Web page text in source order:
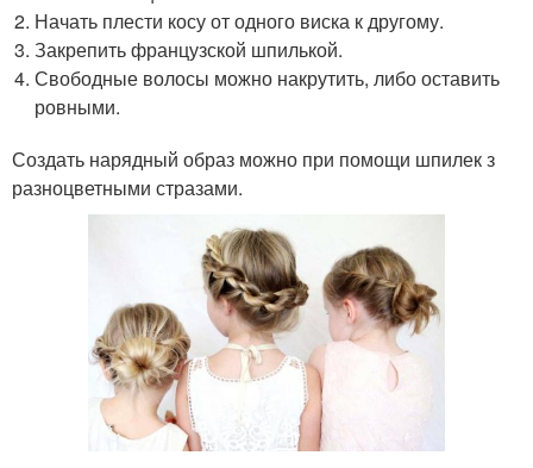
Начать плести косу от одного виска к другому.
Закрепить французской шпилькой.
Свободные волосы можно накрутить, либо оставить
ровными.
Создать нарядный образ можно при помощи шпилек з
разноцветными стразами.